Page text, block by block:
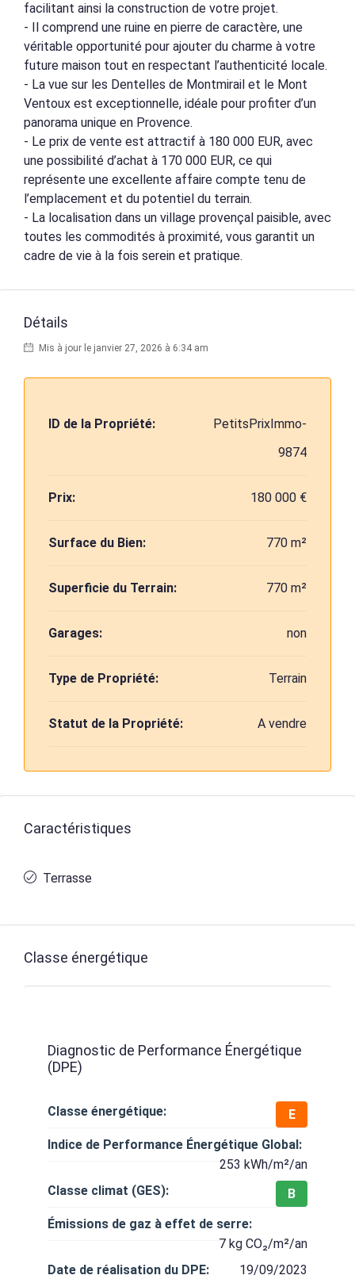
facilitant ainsi la construction de votre projet.
- Il comprend une ruine en pierre de caractère, une
véritable opportunité pour ajouter du charme à votre
future maison tout en respectant l’authenticité locale.
- La vue sur les Dentelles de Montmirail et le Mont
Ventoux est exceptionnelle, idéale pour profiter d’un
panorama unique en Provence.
- Le prix de vente est attractif à 180 000 EUR, avec
une possibilité d’achat à 170 000 EUR, ce qui
représente une excellente affaire compte tenu de
l’emplacement et du potentiel du terrain.
- La localisation dans un village provençal paisible, avec
toutes les commodités à proximité, vous garantit un
cadre de vie à la fois serein et pratique.
Détails
Mis à jour le janvier 27, 2026 à 6:34 am
ID de la Propriété:
PetitsPrixImmo-
9874
Prix: 180 000 €
Surface du Bien: 770 m²
Superficie du Terrain: 770 m²
Garages: non
Type de Propriété: Terrain
Statut de la Propriété: A vendre
Caractéristiques
Terrasse
Classe énergétique
Diagnostic de Performance Énergétique
(DPE)
Classe énergétique:
E
Indice de Performance Énergétique Global:
253 kWh/m²/an
Classe climat (GES):
B
Émissions de gaz à effet de serre:
7 kg CO₂/m²/an
Date de réalisation du DPE:
19/09/2023